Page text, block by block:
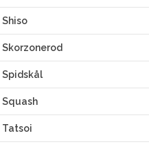
Shiso
Skorzonerod
Spidskål
Squash
Tatsoi